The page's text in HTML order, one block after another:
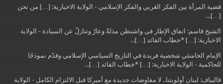
قضية المرأة بين الفكر الغربي والفكر الإسلامي - الولاية الاخبارية: […] من نحن
[…]...
الشيخ قاسم: اتفاق الإطار في واشنطن مذلةٌ وعارٌ وتنازلٌ عن السيادة - الولاية
الاخبارية: […] *خطاب القائد […]...
الإمام الخامنئي شخصية فريدة في التاريخ السياسي الإسلامي وقدّم نموذجًا
للحاكمية - الولاية الاخبارية: […] *خطاب القائد […]...
قاليباف: لبنان أولويتنا.. لا مفاوضات جديدة مع أميركا قبل الالتزام الكامل - الولاية